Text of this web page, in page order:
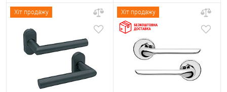
Хіт продажу Хіт продажу